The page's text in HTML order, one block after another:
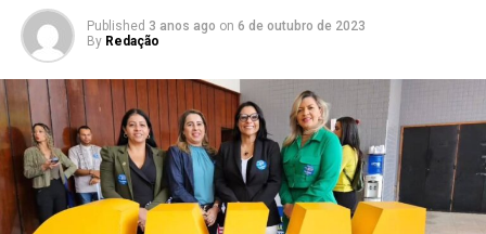
Published 3 anos ago on 6 de outubro de 2023
By Redação